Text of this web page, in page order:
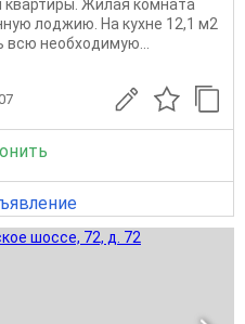
квартиры. Жилая комната
лоджию. На кухне 12,1 м2
всю необходимую...